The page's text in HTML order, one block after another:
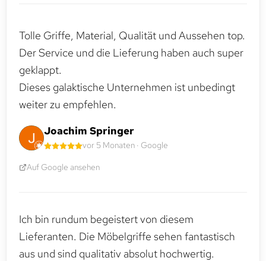
Tolle Griffe, Material, Qualität und Aussehen top.
Der Service und die Lieferung haben auch super
geklappt.
Dieses galaktische Unternehmen ist unbedingt
weiter zu empfehlen.
Joachim Springer
vor 5 Monaten · Google
Auf Google ansehen
Ich bin rundum begeistert von diesem
Lieferanten. Die Möbelgriffe sehen fantastisch
aus und sind qualitativ absolut hochwertig.